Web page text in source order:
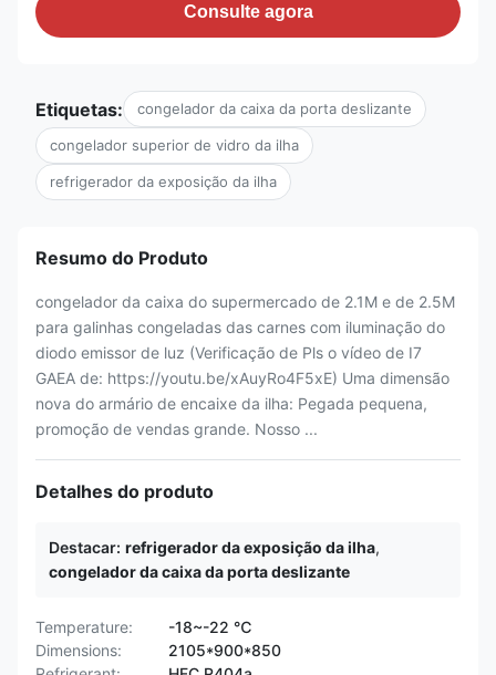
Consulte agora
Etiquetas: congelador da caixa da porta deslizante
congelador superior de vidro da ilha
refrigerador da exposição da ilha
Resumo do Produto
congelador da caixa do supermercado de 2.1M e de 2.5M
para galinhas congeladas das carnes com iluminação do
diodo emissor de luz (Verificação de Pls o vídeo de I7
GAEA de: https://youtu.be/xAuyRo4F5xE) Uma dimensão
nova do armário de encaixe da ilha: Pegada pequena,
promoção de vendas grande. Nosso ...
Detalhes do produto
Destacar: refrigerador da exposição da ilha,
congelador da caixa da porta deslizante
Temperature:
-18~-22 ℃
Dimensions:
2105*900*850